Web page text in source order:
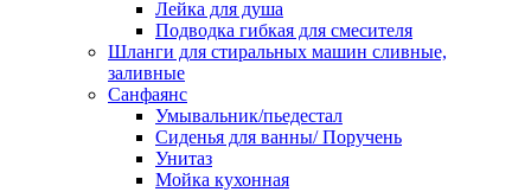
Лейка для душа
Подводка гибкая для смесителя
Шланги для стиральных машин сливные,
заливные
Санфаянс
Умывальник/пьедестал
Сиденья для ванны/ Поручень
Унитаз
Мойка кухонная